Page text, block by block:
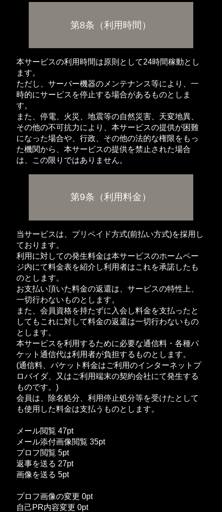
第8条（利用時間）
本サービスの利用時間は原則として24時間稼動とし
ます。
ただし、サーバー機器のメンテナンス等により、一
時的にサービスを停止する場合があるものとしま
す。
また、停電、火災、地震等の自然災害、天変地異、
その他の不可抗力により、本サービスの提供が困難
になった場合や、行政、その他の法的な権限をもっ
た機関から、本サービスの提供を禁止された場合
は、この限りではありません。
第9条（利用料金）
当サービスは、プリペイド方式(前払い方式)を採用し
ております。
利用に対しての発生料金は本サービスのホームペー
ジ内にて料金表を紹介し利用者はこれを承諾したも
のとします。
お支払い頂いた料金の返還は、サービスの特性上、
一切行わないものとします。
また、会員資格を持たずに入会し料金を支払ったと
してもこれに対して料金の返還は一切行わないもの
とします。
本サービスを利用するために必要な通信料・各種パ
ケット通信代は利用者が負担するものとします。
(通信料、パケット料金はご利用のインターネットプ
ロバイダ、又はご利用端末の契約会社にて発生する
ものです。)
会員は、除名処分、利用停止処分等を受けたとして
も使用した料金は支払うものとします。
メール閲覧 47pt
メール添付画像閲覧 35pt
プロフ閲覧 5pt
返事を送る 27pt
画像を送る 5pt
プロフ画像の変更 0pt
自己PR内容変更 0pt